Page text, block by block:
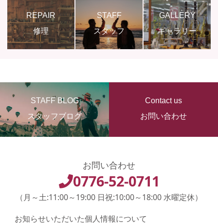
REPAIR
修理
STAFF
スタッフ
GALLERY
ギャラリー
STAFF BLOG
スタッフブログ
Contact us
お問い合わせ
お問い合わせ
0776-52-0711
（月～土:11:00～19:00 日祝:10:00～18:00 水曜定休）
お知らせいただいた個人情報について